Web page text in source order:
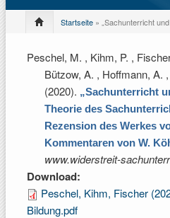
Startseite » „Sachunterricht und
Peschel, M. , Kihm, P. ,
Bützow, A. , Hoffmann, A.
(2020). „Sachunterricht
Theorie des
Rezension des Werkes
Kommentaren von W.
www.widerstreit-
Download:
Peschel, Kihm, Fischer
Bildung.pdf